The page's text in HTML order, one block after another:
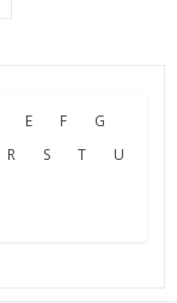
E F
G
R S T
U